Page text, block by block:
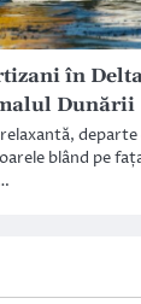
în
Dunării
blând pe